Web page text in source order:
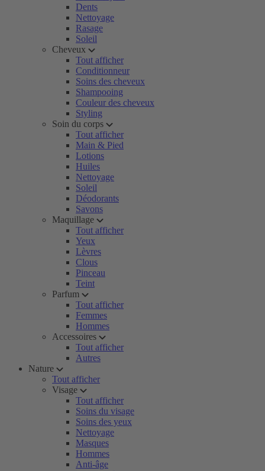
Dents
Nettoyage
Rasage
Soleil
Cheveux
Tout afficher
Conditionneur
Soins des cheveux
Shampooing
Couleur des cheveux
Styling
Soin du corps
Tout afficher
Main & Pied
Lotions
Huiles
Nettoyage
Soleil
Déodorants
Savons
Maquillage
Tout afficher
Yeux
Lèvres
Clous
Pinceau
Teint
Parfum
Tout afficher
Femmes
Hommes
Accessoires
Tout afficher
Autres
Nature
Tout afficher
Visage
Tout afficher
Soins du visage
Soins des yeux
Nettoyage
Masques
Hommes
Anti-âge